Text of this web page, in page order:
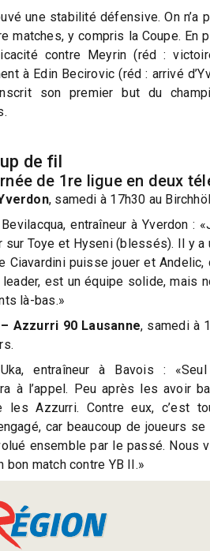
une stabilité défensive. On n’a
matches, y compris la Coupe. En
contre Meyrin (réd :
à Edin Becirovic (réd : arrivé
son premier but du
de fil
de 1re ligue en deux
, samedi à 17h30 au
entraîneur à Yverdon :
sur Toye et Hyseni (blessés). Il y a
Ciavardini puisse jouer et Andelic,
leader, est un équipe solide, mais
là-bas.»
Azzurri 90 Lausanne, samedi à
entraîneur à Bavois :
à l’appel. Peu après les avoir
les Azzurri. Contre eux, c’est
car beaucoup de joueurs
ensemble par le passé. Nous
bon match contre YB II.»